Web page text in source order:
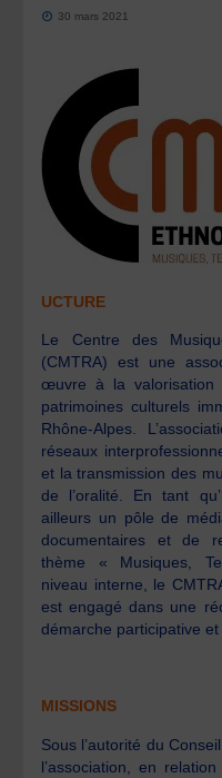
30 mars 2021
UCTURE
Le Centre des
(CMTRA) est une
œuvre à la valorisation
patrimoines culturels
Rhône-Alpes.
réseaux
et la transmission des
de l’oralité. En tant
ailleurs un pôle de
documentaires et de
thème « Musiques,
niveau interne, le
est engagé dans une
démarche participative
MISSIONS
Sous l’autorité du
l’association, en